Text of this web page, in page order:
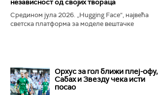
независност од својих твораца
Средином јула 2026. „Hugging Face“, највећа
светска платформа за моделе вештачке
Орхус за гол ближи плеј-офу,
Сабах и Звезду чека исти
посао